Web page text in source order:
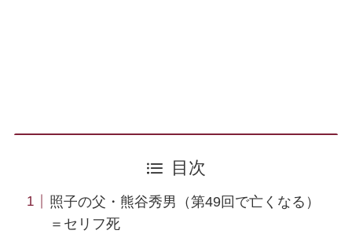
目次
照子の父・熊谷秀男（第49回で亡くなる）
＝セリフ死